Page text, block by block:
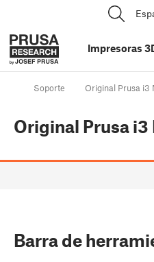
Impresoras
Soporte Original Prusa i3
Original Prusa i3
Barra de